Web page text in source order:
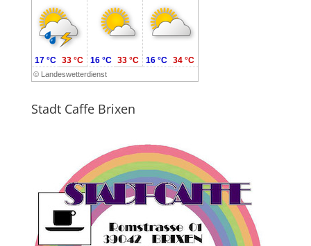
© Landeswetterdienst
17 °C 33 °C 16 °C 33 °C 16 °C 34 °C
Stadt Caffe Brixen